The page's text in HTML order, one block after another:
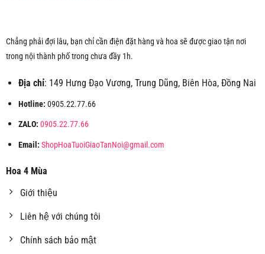
Chẳng phải đợi lâu, bạn chỉ cần điện đặt hàng và hoa sẽ được giao tận nơi
trong nội thành phố trong chưa đầy 1h.
Địa chỉ: 149 Hưng Đạo Vương, Trung Dũng, Biên Hòa, Đồng Nai
Hotline: 0905.22.77.66
ZALO: 0905.22.77.66
Email: ShopHoaTuoiGiaoTanNoi@gmail.com
Hoa 4 Mùa
Giới thiệu
Liên hệ với chúng tôi
Chính sách bảo mật